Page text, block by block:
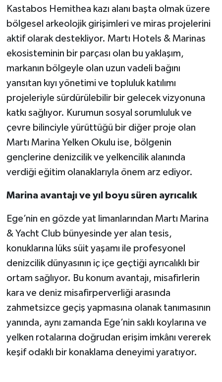
Kastabos Hemithea kazı alanı başta olmak üzere
bölgesel arkeolojik girişimleri ve miras projelerini
aktif olarak destekliyor. Martı Hotels & Marinas
ekosisteminin bir parçası olan bu yaklaşım,
markanın bölgeyle olan uzun vadeli bağını
yansıtan kıyı yönetimi ve topluluk katılımı
projeleriyle sürdürülebilir bir gelecek vizyonuna
katkı sağlıyor. Kurumun sosyal sorumluluk ve
çevre bilinciyle yürüttüğü bir diğer proje olan
Martı Marina Yelken Okulu ise, bölgenin
gençlerine denizcilik ve yelkencilik alanında
verdiği eğitim olanaklarıyla önem arz ediyor.
Marina avantajı ve yıl boyu süren ayrıcalık
Ege’nin en gözde yat limanlarından Martı Marina
& Yacht Club bünyesinde yer alan tesis,
konuklarına lüks süit yaşamı ile profesyonel
denizcilik dünyasının iç içe geçtiği ayrıcalıklı bir
ortam sağlıyor. Bu konum avantajı, misafirlerin
kara ve deniz misafirperverliği arasında
zahmetsizce geçiş yapmasına olanak tanımasının
yanında, aynı zamanda Ege’nin saklı koylarına ve
yelken rotalarına doğrudan erişim imkânı vererek
keşif odaklı bir konaklama deneyimi yaratıyor.